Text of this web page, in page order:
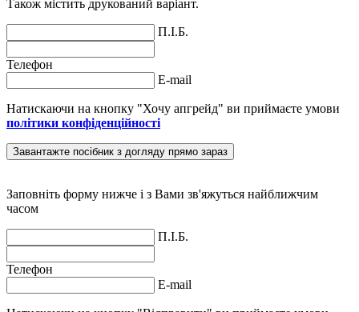
Також містить друкований варіант.
П.І.Б.
Телефон
E-mail
Натискаючи на кнопку "Хочу апгрейд" ви приймаєте умови
політики конфіденційності
Завантажте посібник з догляду прямо зараз
Заповніть форму нижче і з Вами зв'яжуться найближчим
часом
П.І.Б.
Телефон
E-mail